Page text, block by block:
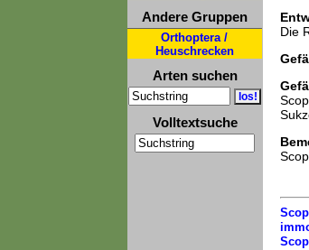
Andere Gruppen
Orthoptera /
Heuschrecken
Arten suchen
Volltextsuche
Die